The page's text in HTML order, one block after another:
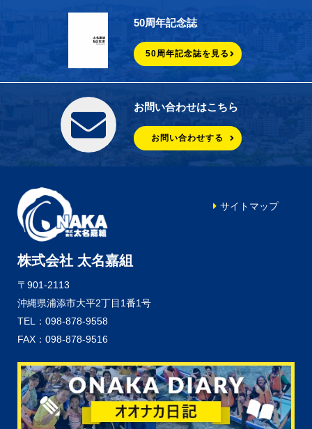
50周年記念誌
50周年記念誌を見る
お問い合わせはこちら
お問い合わせする
株式会社 太名嘉組
〒901-2113
沖縄県浦添市大平2丁目1番1号
TEL：098-878-9558
FAX：098-878-9516
サイトマップ